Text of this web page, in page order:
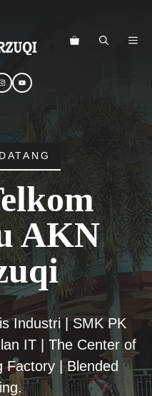
AKN
Industri | SMK PK
IT | The Center of
Factory | Blended